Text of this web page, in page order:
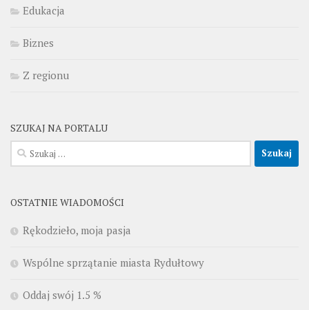
Edukacja
Biznes
Z regionu
SZUKAJ NA PORTALU
Szukaj:
OSTATNIE WIADOMOŚCI
Rękodzieło, moja pasja
Wspólne sprzątanie miasta Rydułtowy
Oddaj swój 1.5 %